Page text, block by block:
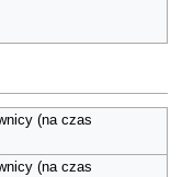
(na czas
(na czas